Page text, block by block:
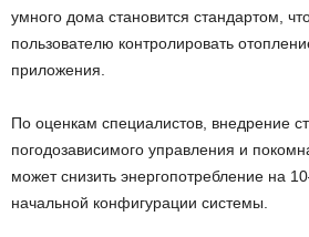
умного дома становится стандартом,
пользователю контролировать
приложения.
По оценкам специалистов, внедрение
погодозависимого управления и
может снизить энергопотребление на
начальной конфигурации системы.